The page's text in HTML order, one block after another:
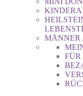
MÄNNER
FÜR